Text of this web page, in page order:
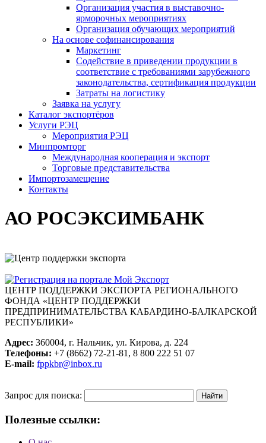
Организация участия в выставочно-
ярморочных мероприятиях
Организация обучающих мероприятий
На основе софинансирования
Маркетинг
Содействие в приведении продукции в
соответствие с требованиями зарубежного
законодательства, сертификация продукции
Затраты на логистику
Заявка на услугу
Каталог экспортёров
Услуги РЭЦ
Мероприятия РЭЦ
Минпромторг
Международная кооперация и экспорт
Торговые представительства
Импортозамещение
Контакты
АО РОСЭКСИМБАНК
ЦЕНТР ПОДДЕРЖКИ ЭКСПОРТА РЕГИОНАЛЬНОГО
ФОНДА «ЦЕНТР ПОДДЕРЖКИ
ПРЕДПРИНИМАТЕЛЬСТВА КАБАРДИНО-БАЛКАРСКОЙ
РЕСПУБЛИКИ»
Адрес: 360004, г. Нальчик, ул. Кирова, д. 224
Телефоны: +7 (8662) 72-21-81, 8 800 222 51 07
E-mail: fppkbr@inbox.ru
Запрос для поиска:
Полезные ссылки: